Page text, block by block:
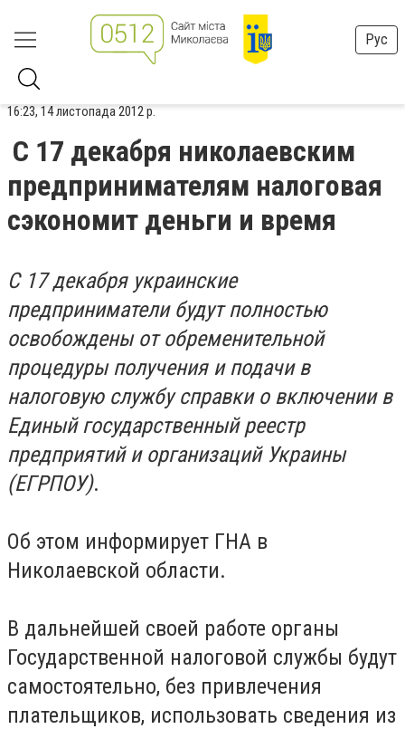
Рус
16:23, 14 листопада 2012 р.
С 17 декабря николаевским
предпринимателям налоговая
сэкономит деньги и время
С 17 декабря украинские
предприниматели будут полностью
освобождены от обременительной
процедуры получения и подачи в
налоговую службу справки о включении в
Единый государственный реестр
предприятий и организаций Украины
(ЕГРПОУ).
Об этом информирует ГНА в
Николаевской области.
В дальнейшей своей работе органы
Государственной налоговой службы будут
самостоятельно, без привлечения
плательщиков, использовать сведения из